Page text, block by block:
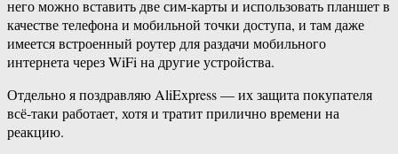
него можно вставить две сим-карты и использовать планшет в
качестве телефона и мобильной точки доступа, и там даже
имеется встроенный роутер для раздачи мобильного
интернета через WiFi на другие устройства.
Отдельно я поздравляю AliExpress — их защита покупателя
всё-таки работает, хотя и тратит прилично времени на
реакцию.